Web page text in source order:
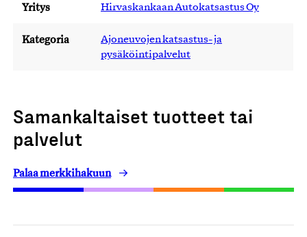
Yritys Hirvaskankaan Autokatsastus Oy
Kategoria
Ajoneuvojen katsastus- ja
pysäköintipalvelut
Samankaltaiset tuotteet tai
palvelut
Palaa merkkihakuun